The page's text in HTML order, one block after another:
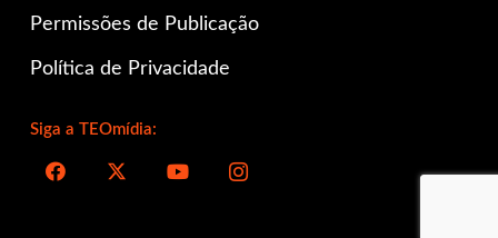
Permissões de Publicação
Política de Privacidade
Siga a TEOmídia: